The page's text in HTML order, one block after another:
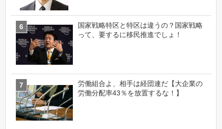
国家戦略特区と特区は違うの？国家戦略
って、要するに移民推進でしょ！
労働組合よ、相手は経団連だ【大企業の
労働分配率43％を放置するな！】